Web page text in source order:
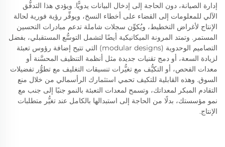
إدارة الصيانة، دون الحاجة إلى إدخال البيانات يدويًّا. ويؤدي هذا التدفُّق
الآلي للمعلومات إلى القضاء على أخطاء النسخ، ويوفِّر رؤية فورية لحالة
الإنتاج لأغراض التخطيط، ويُكوِّن سجلات شاملة تدعم مبادرات التحسين
المستمر. وتمتد المرونة الميكانيكية أيضًا لتشمل التوسُّع المستقبلي، بفضل
التصاميم الوحدوية (modular designs) التي تتيح إضافة رؤوس تعبئة
لزيادة السعة، أو دمج تقنيات جديدة مثل أنظمة التنظيف المحسَّنة أو
معدات الفحص، أو التكيُّف مع تغيُّرات تنسيقات التغليف مع تطوُّر تفضيلات
السوق. وهذه القابلية للتكيف تحمي استثمارك الرأسمالي من خلال منع
التقادم المبكر لمعداتك، وتسمح لمعدات التعبئة بالنمو جنبًا إلى جنب مع
نمو مؤسستك، بدلًا من الحاجة إلى استبدالها بالكامل عند تغيُّر متطلبات
الإنتاج.